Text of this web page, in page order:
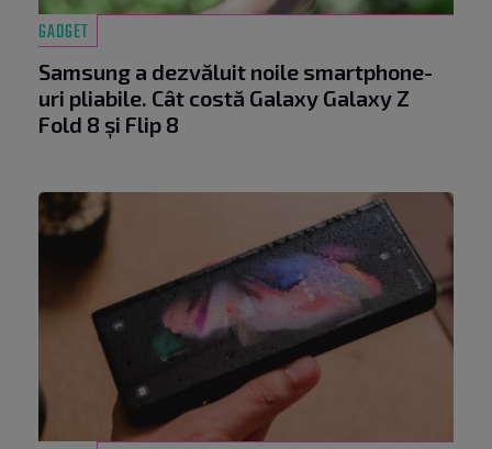
GADGET
Samsung a dezvăluit noile smartphone-
uri pliabile. Cât costă Galaxy Galaxy Z
Fold 8 și Flip 8